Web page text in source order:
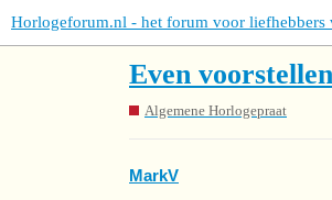
Horlogeforum.nl - het forum voor liefhebbers
Even voorstellen
Algemene Horlogepraat
MarkV